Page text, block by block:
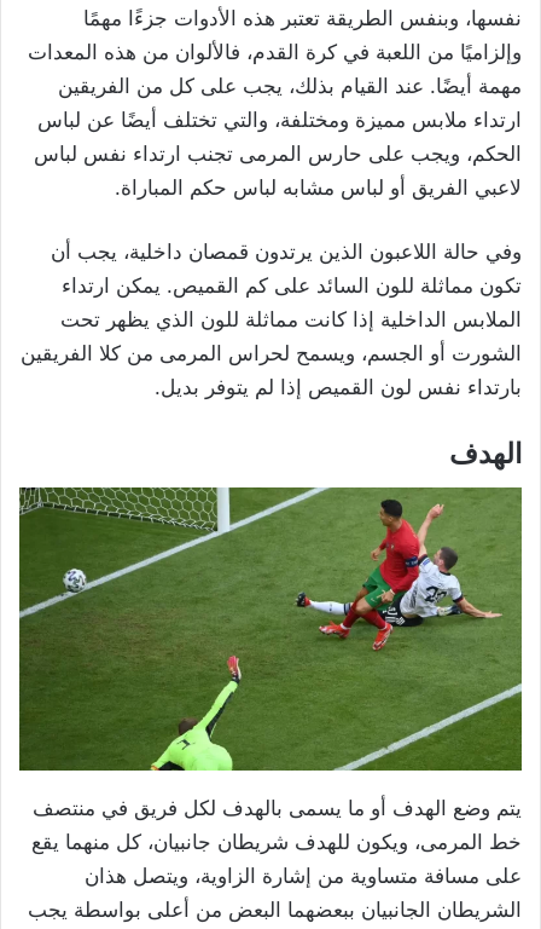
نفسها، وبنفس الطريقة تعتبر هذه الأدوات جزءًا مهمًا
وإلزاميًا من اللعبة في كرة القدم، فالألوان من هذه المعدات
مهمة أيضًا. عند القيام بذلك، يجب على كل من الفريقين
ارتداء ملابس مميزة ومختلفة، والتي تختلف أيضًا عن لباس
الحكم، ويجب على حارس المرمى تجنب ارتداء نفس لباس
لاعبي الفريق أو لباس مشابه لباس حكم المباراة.
وفي حالة اللاعبون الذين يرتدون قمصان داخلية، يجب أن
تكون مماثلة للون السائد على كم القميص. يمكن ارتداء
الملابس الداخلية إذا كانت مماثلة للون الذي يظهر تحت
الشورت أو الجسم، ويسمح لحراس المرمى من كلا الفريقين
بارتداء نفس لون القميص إذا لم يتوفر بديل.
الهدف
يتم وضع الهدف أو ما يسمى بالهدف لكل فريق في منتصف
خط المرمى، ويكون للهدف شريطان جانبيان، كل منهما يقع
على مسافة متساوية من إشارة الزاوية، ويتصل هذان
الشريطان الجانبيان ببعضهما البعض من أعلى بواسطة يجب